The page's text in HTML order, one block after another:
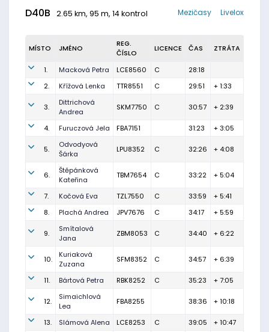
D40B 2.65 km, 95 m, 14 kontrol Livelox
Mezičasy
MÍSTO JMÉNO
REG.
ČÍSLO
LICENCE ČAS ZTRÁTA
1. Macková Petra LCE8560 C
28:18
2.
Křížová Lenka TTR8551 C 29:51 + 1:33
3.
Dittrichová
Andrea
SKM7750 C 30:57 + 2:39
4. Furuczová Jela FBA7151 31:23 + 3:05
5.
Odvodyová
Šárka
LPU8352 C 32:26 + 4:08
6.
Štěpánková
Kateřina
TBM7654 C 33:22 + 5:04
7. Kočová Eva TZL7550 C 33:59
+ 5:41
8.
Plachá Andrea JPV7676 C 34:17 + 5:59
9.
Smítalová
Jana
ZBM8053 C 34:40 + 6:22
10.
Kuriaková
Zuzana
SFM8352 C 34:57 + 6:39
11. Bártová Petra RBK8252 C 35:23 + 7:05
12.
Simaichlová
Lea
FBA8255 38:36 + 10:18
13. Slámová Alena LCE8253 C 39:05 + 10:47